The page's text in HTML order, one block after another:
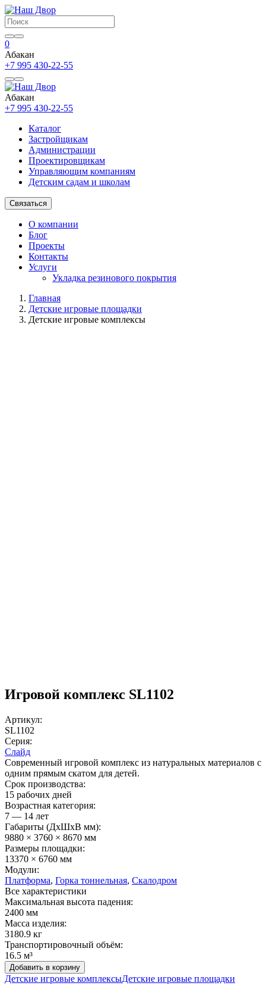
0
Абакан
+7 995 430-22-55
Абакан
+7 995 430-22-55
Каталог
Застройщикам
Администрации
Проектировщикам
Управляющим компаниям
Детским садам и школам
Связаться
О компании
Блог
Проекты
Контакты
Услуги
Укладка резинового покрытия
Главная
Детские игровые площадки
Детские игровые комплексы
Игровой комплекс SL1102
Артикул:
SL1102
Серия:
Слайд
Современный игровой комплекс из натуральных материалов с
одним прямым скатом для детей.
Срок производства:
15 рабочих дней
Возрастная категория:
7 — 14 лет
Габариты (ДхШxВ мм):
9880 × 3760 × 8670 мм
Размеры площадки:
13370 × 6760 мм
Модули:
Платформа, Горка тоннельная, Скалодром
Все характеристики
Максимальная высота падения:
2400 мм
Масса изделия:
3180.9 кг
Транспортировочный объём:
16.5 м³
Добавить в корзину
Детские игровые комплексыДетские игровые площадки